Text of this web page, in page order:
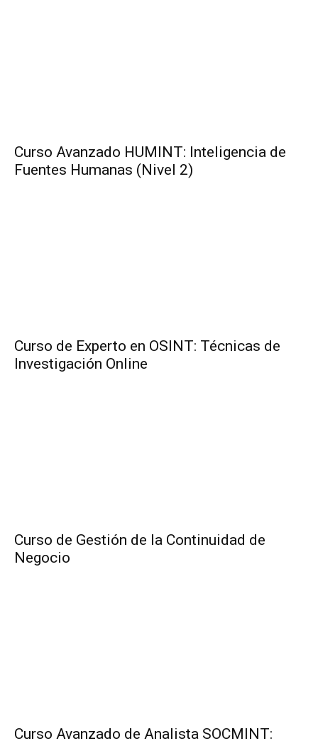
Curso Avanzado HUMINT: Inteligencia de
Fuentes Humanas (Nivel 2)
Curso de Experto en OSINT: Técnicas de
Investigación Online
Curso de Gestión de la Continuidad de
Negocio
Curso Avanzado de Analista SOCMINT: